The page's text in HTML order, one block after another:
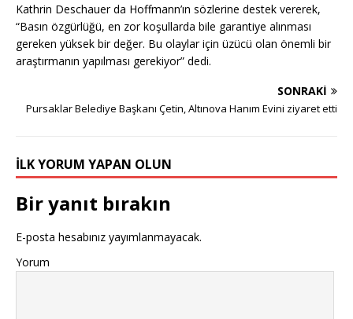
Kathrin Deschauer da Hoffmann’ın sözlerine destek vererek,
“Basın özgürlüğü, en zor koşullarda bile garantiye alınması
gereken yüksek bir değer. Bu olaylar için üzücü olan önemli bir
araştırmanın yapılması gerekiyor” dedi.
SONRAKI
Pursaklar Belediye Başkanı Çetin, Altınova Hanım Evini ziyaret etti
İLK YORUM YAPAN OLUN
Bir yanıt bırakın
E-posta hesabınız yayımlanmayacak.
Yorum